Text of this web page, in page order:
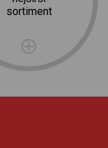
sortiment